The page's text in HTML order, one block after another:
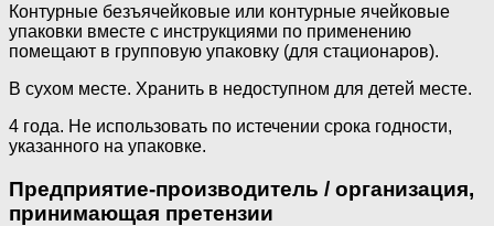
Контурные безъячейковые или контурные ячейковые
упаковки вместе с инструкциями по применению
помещают в групповую упа­ковку (для стационаров).
В сухом месте. Хранить в недоступном для детей месте.
4 года. Не использовать по истечении срока годности,
указанного на упаковке.
Предприятие-производитель / организация,
принимающая претензии